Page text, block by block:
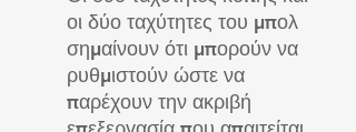
οι δύο ταχύτητες του μπολ
σημαίνουν ότι μπορούν να
ρυθμιστούν ώστε να
παρέχουν την ακριβή